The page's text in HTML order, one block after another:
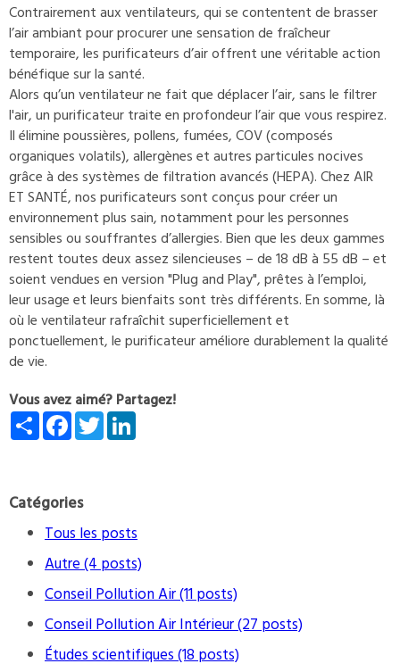
Contrairement aux ventilateurs, qui se contentent de brasser
l’air ambiant pour procurer une sensation de fraîcheur
temporaire, les purificateurs d’air offrent une véritable action
bénéfique sur la santé.
Alors qu’un ventilateur ne fait que déplacer l’air, sans le filtrer
l'air, un purificateur traite en profondeur l’air que vous respirez.
Il élimine poussières, pollens, fumées, COV (composés
organiques volatils), allergènes et autres particules nocives
grâce à des systèmes de filtration avancés (HEPA). Chez AIR
ET SANTÉ, nos purificateurs sont conçus pour créer un
environnement plus sain, notamment pour les personnes
sensibles ou souffrantes d’allergies. Bien que les deux gammes
restent toutes deux assez silencieuses – de 18 dB à 55 dB – et
soient vendues en version "Plug and Play", prêtes à l’emploi,
leur usage et leurs bienfaits sont très différents. En somme, là
où le ventilateur rafraîchit superficiellement et
ponctuellement, le purificateur améliore durablement la qualité
de vie.
Vous avez aimé? Partagez!
ShareFacebook
Twitter
Catégories
Tous les posts
Autre (4 posts)
Conseil Pollution Air (11 posts)
Conseil Pollution Air Intérieur (27 posts)
Études scientifiques (18 posts)